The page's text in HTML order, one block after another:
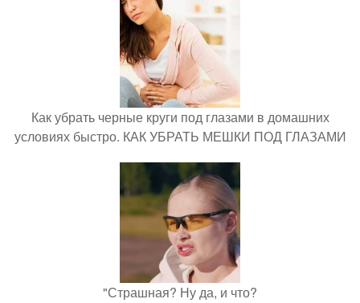
Как убрать черные круги под глазами в домашних
условиях быстро. КАК УБРАТЬ МЕШКИ ПОД ГЛАЗАМИ
"Страшная? Ну да, и что?